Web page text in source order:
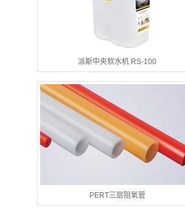
派斯中央软水机 RS-100
PERT三层阻氧管